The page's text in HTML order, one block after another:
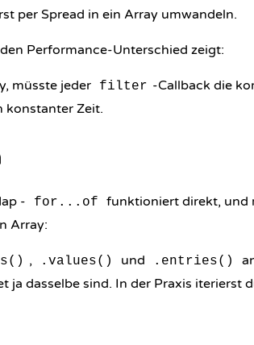
per Spread in ein Array umwandeln.
Performance-Unterschied zeigt:
müsste jeder filter -Callback die
konstanter Zeit.
- for...of
funktioniert direkt, und
Array:
, .values() und .entries()
ja dasselbe sind. In der Praxis iterierst